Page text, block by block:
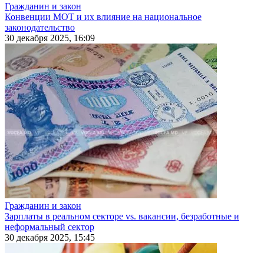
Гражданин и закон
Конвенции МОТ и их влияние на национальное
законодательство
30 декабря 2025, 16:09
Гражданин и закон
Зарплаты в реальном секторе vs. вакансии, безработные и
неформальный сектор
30 декабря 2025, 15:45